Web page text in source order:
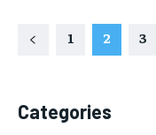
1 2 3
Categories